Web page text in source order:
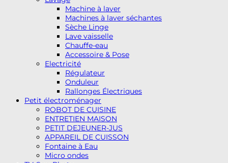
Machine à laver
Machines à laver séchantes
Sèche Linge
Lave vaisselle
Chauffe-eau
Accessoire & Pose
Electricité
Régulateur
Onduleur
Rallonges Électriques
Petit électroménager
ROBOT DE CUISINE
ENTRETIEN MAISON
PETIT DEJEUNER-JUS
APPAREIL DE CUISSON
Fontaine à Eau
Micro ondes